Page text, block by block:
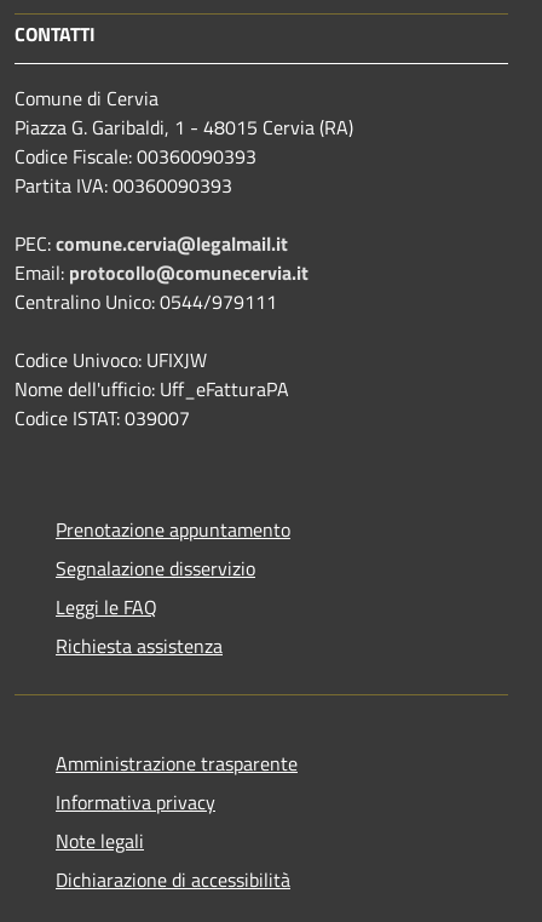
CONTATTI
Comune di Cervia
Piazza G. Garibaldi, 1 - 48015 Cervia (RA)
Codice Fiscale: 00360090393
Partita IVA: 00360090393
PEC:comune.cervia@legalmail.it
Email: protocollo@comunecervia.it
Centralino Unico: 0544/979111
Codice Univoco: UFIXJW
Nome dell'ufficio: Uff_eFatturaPA
Codice ISTAT: 039007
Prenotazione appuntamento
Segnalazione disservizio
Leggi le FAQ
Richiesta assistenza
Amministrazione trasparente
Informativa privacy
Note legali
Dichiarazione di accessibilità